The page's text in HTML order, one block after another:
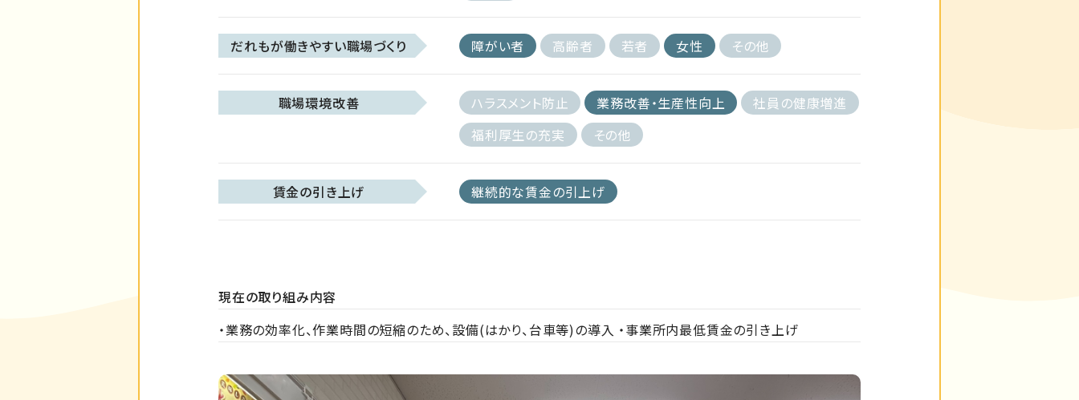
だれもが働きやすい職場づくり 障がい者 高齢者 若者 女性 その他
職場環境改善 ハラスメント防止 業務改善・生産性向上
社員の健康増進
福利厚生の充実
その他
賃金の引き上げ 継続的な賃金の引上げ
現在の取り組み内容
・業務の効率化、作業時間の短縮のため、設備(はかり、台車等)の導入 ・事業所内最低賃金の引き上げ